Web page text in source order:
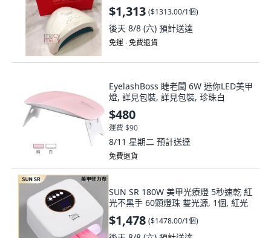
$1,313 ($1313.00/1個)
後天 8/8 (六) 預計送達
免運 ∙ 免費退貨
EyelashBoss 睫老闆 6W 迷你LED美甲
燈, 詳見包裝, 詳見包裝, 珍珠白
$480
運費 $90
8/11 星期二 預計送達
免費退貨
SUN SR 180W 美甲光療燈 5秒速乾 紅
光不黑手 60顆燈珠 雙光源, 1個, 紅光
$1,478 ($1478.00/1個)